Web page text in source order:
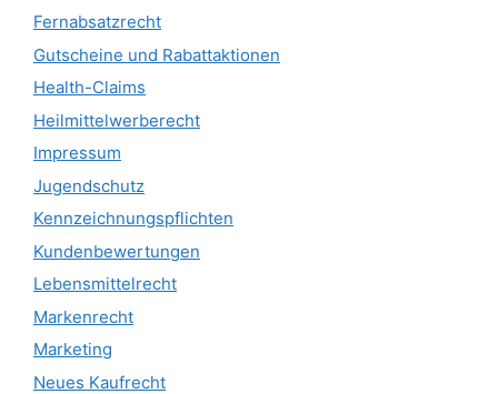
Fernabsatzrecht
Gutscheine und Rabattaktionen
Health-Claims
Heilmittelwerberecht
Impressum
Jugendschutz
Kennzeichnungspflichten
Kundenbewertungen
Lebensmittelrecht
Markenrecht
Marketing
Neues Kaufrecht